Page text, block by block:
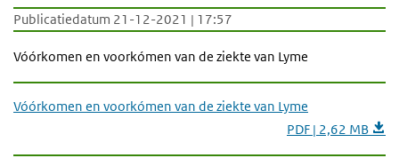
Publicatiedatum 21-12-2021 | 17:57
Vóórkomen en voorkómen van de ziekte van Lyme
Vóórkomen en voorkómen van de ziekte van Lyme
PDF | 2,62 MB